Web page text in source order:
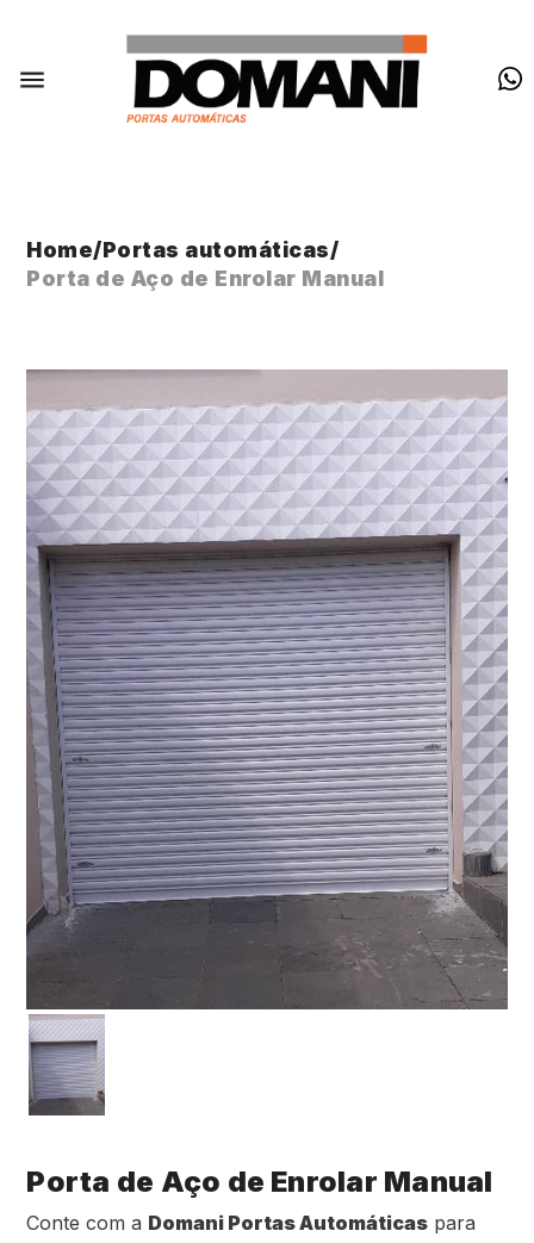
Home/Portas automáticas/
Porta de Aço de Enrolar Manual
Porta de Aço de Enrolar Manual
Conte com a Domani Portas Automáticas para